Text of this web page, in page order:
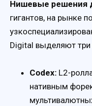
Нишевые решения
гигантов, на рынке
Digital выделяют
Codex: L2-
нативным